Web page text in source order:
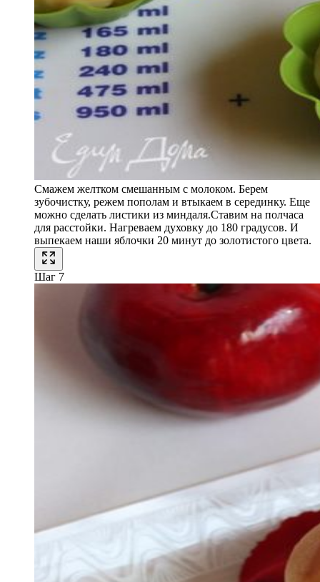
Смажем желтком смешанным с молоком. Берем
зубочистку, режем пополам и втыкаем в серединку. Еще
можно сделать листики из миндаля.Ставим на полчаса
для расстойки. Нагреваем духовку до 180 градусов. И
выпекаем наши яблочки 20 минут до золотистого цвета.
Шаг 7